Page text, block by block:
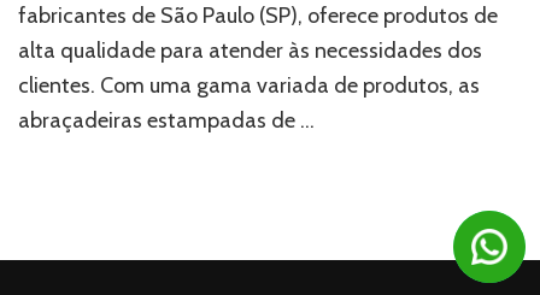
fabricantes de São Paulo (SP), oferece produtos de
alta qualidade para atender às necessidades dos
clientes. Com uma gama variada de produtos, as
abraçadeiras estampadas de …